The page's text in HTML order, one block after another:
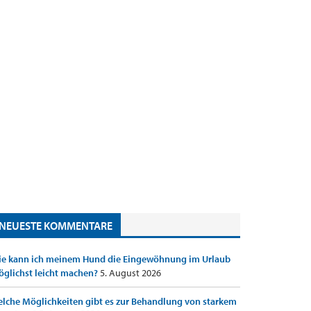
NEUESTE KOMMENTARE
kann ich meinem Hund die Eingewöhnung im Urlaub
leicht machen?5. August 2026
Möglichkeiten gibt es zur Behandlung von starkem